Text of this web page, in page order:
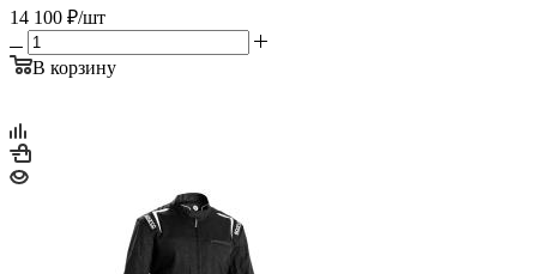
14 100 ₽/шт
В корзину